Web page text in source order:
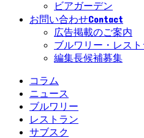
ビアガーデン
お問い合わせContact
広告掲載のご案内
ブルワリー・レス
編集長候補募集
コラム
ニュース
ブルワリー
レストラン
サブスク